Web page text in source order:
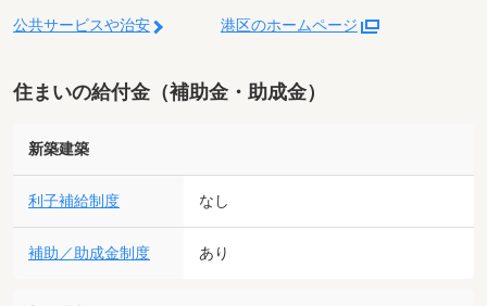
公共サービスや治安 港区のホームページ
住まいの給付金（補助金・助成金）
新築建築
利子補給制度 なし
補助／助成金制度 あり